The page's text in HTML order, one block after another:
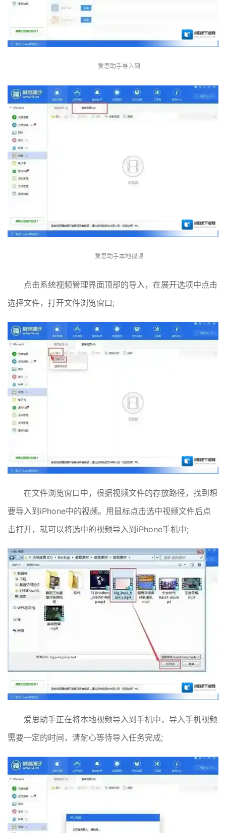
爱思助手导入到
爱思助手本地视频
点击系统视频管理界面顶部的导入，在展开选项中点击
选择文件，打开文件浏览窗口;
在文件浏览窗口中，根据视频文件的存放路径，找到想
要导入到iPhone中的视频。用鼠标点击选中视频文件后点
击打开，就可以将选中的视频导入到iPhone手机中;
爱思助手正在将本地视频导入到手机中，导入手机视频
需要一定的时间，请耐心等待导入任务完成;